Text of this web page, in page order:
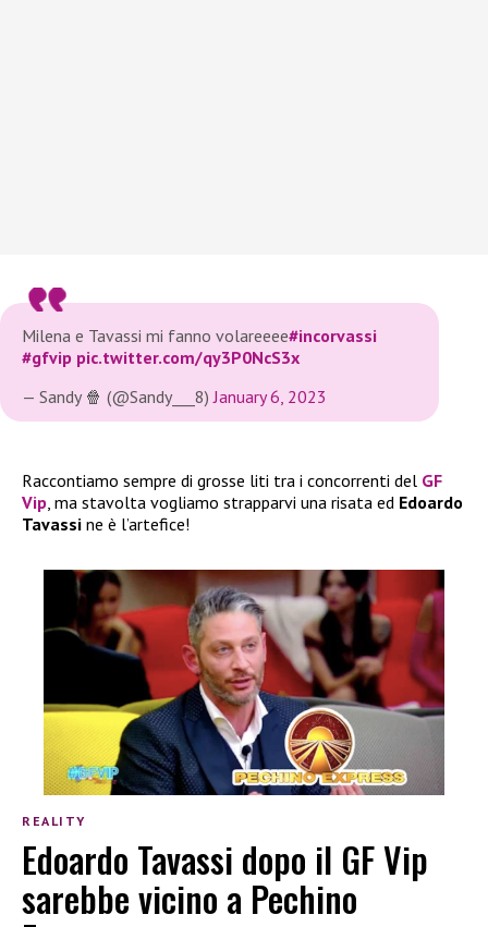
Milena e Tavassi mi fanno volareeee#incorvassi
#gfvip pic.twitter.com/qy3P0NcS3x
— Sandy 🍿 (@Sandy___8)January 6, 2023
Raccontiamo sempre di grosse liti tra i concorrenti del GF
Vip, ma stavolta vogliamo strapparvi una risata ed Edoardo
Tavassi ne è l’artefice!
REALITY
Edoardo Tavassi dopo il GF Vip
sarebbe vicino a Pechino